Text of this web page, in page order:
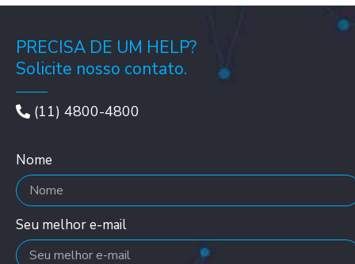
PRECISA DE UM HELP?
Solicite nosso contato.
(11) 4800-4800
Nome
Seu melhor e-mail